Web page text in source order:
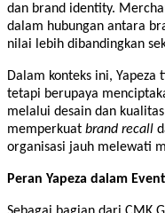
dan brand identity.
dalam hubungan antara
nilai lebih dibandingkan
Dalam konteks ini,
tetapi berupaya
melalui desain dan
memperkuat brand recall
organisasi jauh melewati
Peran Yapeza dalam